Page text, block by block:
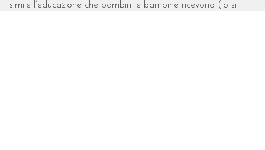
simile l’educazione che bambini e bambine ricevono (lo si